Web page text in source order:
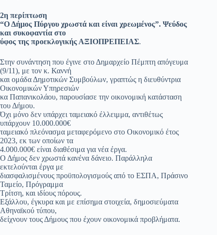
2η περίπτωση
“Ο Δήμος Πύργου χρωστά και είναι χρεωμένος”. Ψεύδος
και συκοφαντία στο
ύφος της προεκλογικής ΑΞΙΟΠΡΕΠΕΙΑΣ.
Στην συνάντηση που έγινε στο Δημαρχείο Πέμπτη απόγευμα
(9/11), με τον κ. Καννή
και ομάδα Δημοτικών Συμβούλων, γραπτώς η διευθύντρια
Οικονομικών Υπηρεσιών
κα Παπανικολάου, παρουσίασε την οικονομική κατάσταση
του Δήμου.
Όχι μόνο δεν υπάρχει ταμειακό έλλειμμα, αντιθέτως
υπάρχουν 10.000.000€
ταμειακό πλεόνασμα μεταφερόμενο στο Οικονομικό έτος
2023, εκ των οποίων τα
4.000.000€ είναι διαθέσιμα για νέα έργα.
Ο Δήμος δεν χρωστά κανένα δάνειο. Παράλληλα
εκτελούνται έργα με
διασφαλισμένους προϋπολογισμούς από το ΕΣΠΑ, Πράσινο
Ταμείο, Πρόγραμμα
Τρίτση, και ιδίους πόρους.
Εξάλλου, έγκυρα και με επίσημα στοιχεία, δημοσιεύματα
Αθηναϊκού τύπου,
δείχνουν τους Δήμους που έχουν οικονομικά προβλήματα.